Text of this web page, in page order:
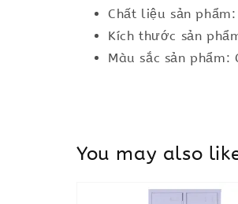
Chất liệu sản
Kích thước sản
Màu sắc sản
You may also